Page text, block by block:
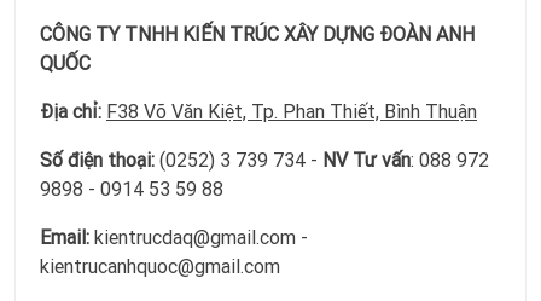
CÔNG TY TNHH KIẾN TRÚC XÂY DỰNG ĐOÀN ANH
QUỐC
Địa chỉ: F38 Võ Văn Kiệt, Tp. Phan Thiết, Bình Thuận
Số điện thoại: (0252) 3 739 734 - NV Tư vấn: 088 972
9898 - 0914 53 59 88
Email: kientrucdaq@gmail.com -
kientrucanhquoc@gmail.com